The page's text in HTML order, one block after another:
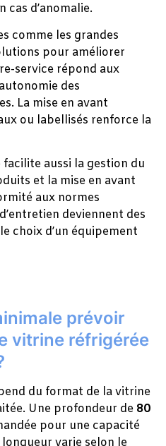
d’anomalie.
comme les grandes
pour améliorer
service répond aux
des
La mise en avant
ou labellisés renforce la
facilite aussi la gestion du
et la mise en avant
aux normes
deviennent des
choix d’un équipement
prévoir
vitrine réfrigérée
du format de la vitrine
Une profondeur de 80
pour une capacité